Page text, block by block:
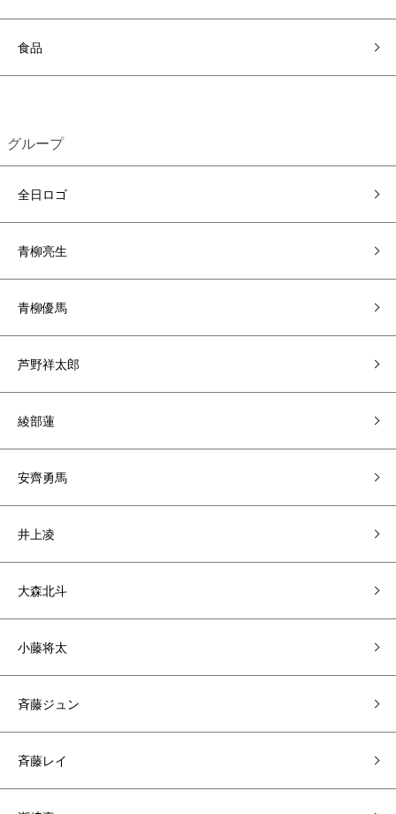
食品
グループ
全日ロゴ
青柳亮生
青柳優馬
芦野祥太郎
綾部蓮
安齊勇馬
井上凌
大森北斗
小藤将太
斉藤ジュン
斉藤レイ